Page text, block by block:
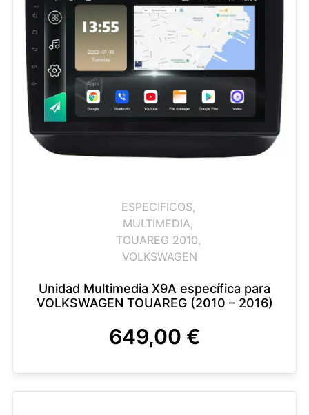
ESPECIFICOS,
MULTIMEDIA,
TOUAREG 2010,
VOLKSWAGEN
Unidad Multimedia X9A específica para
VOLKSWAGEN TOUAREG (2010 – 2016)
649,00 €